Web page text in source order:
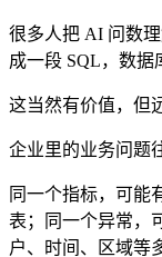
很多人把 AI 问数
成一段 SQL，数据
这当然有价值，但
企业里的业务问题
同一个指标，可能
表；同一个异常，
户、时间、区域等